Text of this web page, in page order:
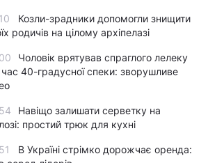
Козли-зрадники допомогли знищити
родичів на цілому архіпелазі
Чоловік врятував спраглого лелеку
час 40-градусної спеки: зворушливе
Навіщо залишати серветку на
простий трюк для кухні
В Україні стрімко дорожчає оренда: